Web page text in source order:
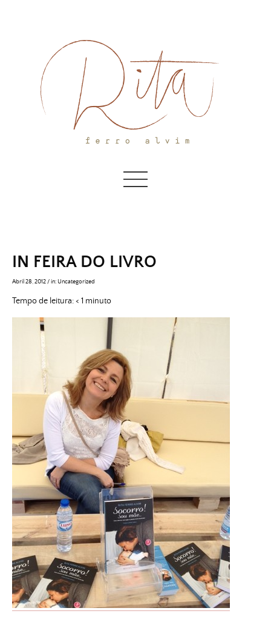
IN FEIRA DO LIVRO
Abril 28, 2012/in: Uncategorized
Tempo de leitura:< 1 minuto